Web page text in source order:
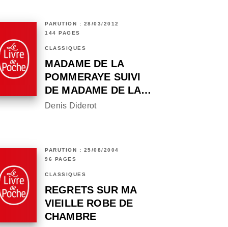
PARUTION : 28/03/2012
144 PAGES
CLASSIQUES
MADAME DE LA
POMMERAYE SUIVI
DE MADAME DE LA…
Denis Diderot
PARUTION : 25/08/2004
96 PAGES
CLASSIQUES
REGRETS SUR MA
VIEILLE ROBE DE
CHAMBRE